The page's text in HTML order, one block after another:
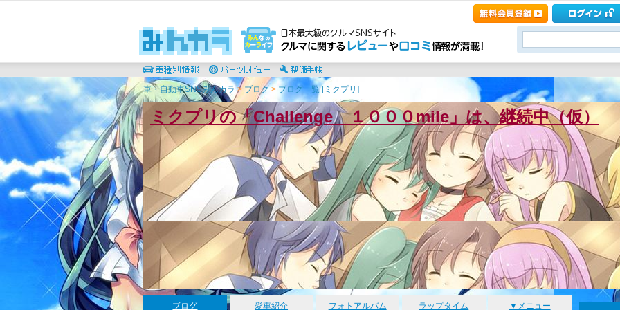
車・自動車SNSみんカラ> ブログ> ブログ一覧 [ミクプリ]
ミクプリの「Challenge １０００mile」は、継続中（仮）
ブログ 愛車紹介 フォトアルバム ラップタイム ▼メニュー